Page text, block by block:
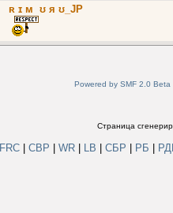
ʀ ɪ м ʊ я ʊ_JP
Powered by SMF 2.0 Beta
Страница
FRC СВР WR LB СБР РБ